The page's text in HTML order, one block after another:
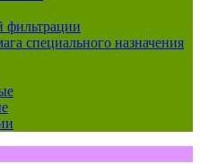
фильтрации
специального назначения